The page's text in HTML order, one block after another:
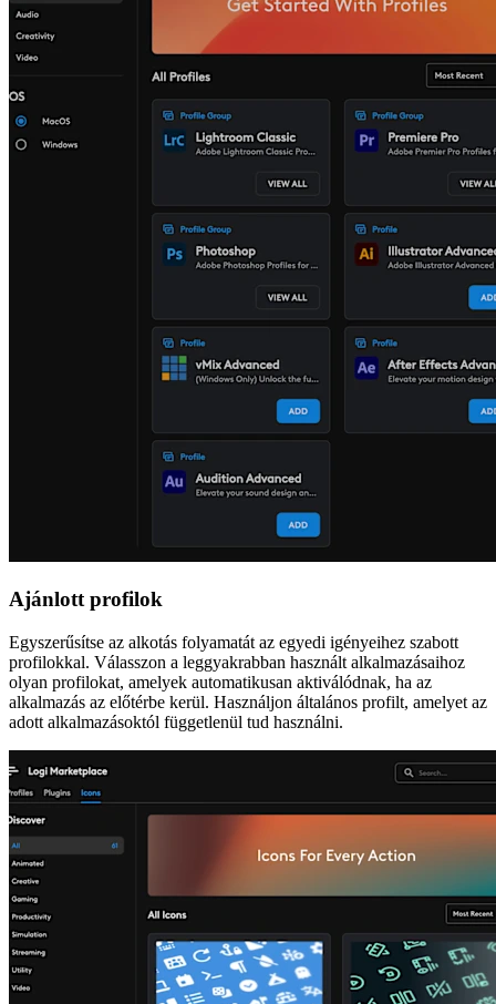
Ajánlott profilok
Egyszerűsítse az alkotás folyamatát az egyedi igényeihez szabott
profilokkal. Válasszon a leggyakrabban használt alkalmazásaihoz
olyan profilokat, amelyek automatikusan aktiválódnak, ha az
alkalmazás az előtérbe kerül. Használjon általános profilt, amelyet az
adott alkalmazásoktól függetlenül tud használni.